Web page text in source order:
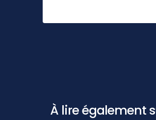
À lire également